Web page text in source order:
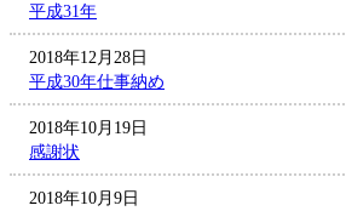
平成31年
2018年12月28日
平成30年仕事納め
2018年10月19日
感謝状
2018年10月9日